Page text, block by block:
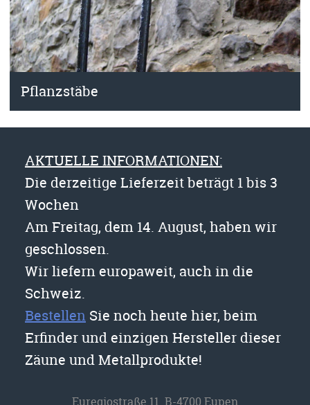
Pflanzstäbe
AKTUELLE INFORMATIONEN:
Die derzeitige Lieferzeit beträgt 1 bis 3
Wochen
Am Freitag, dem 14. August, haben wir
geschlossen.
Wir liefern europaweit, auch in die
Schweiz.
Bestellen Sie noch heute hier, beim
Erfinder und einzigen Hersteller dieser
Zäune und Metallprodukte!
Euregiostraße 11 B-4700 Eupen